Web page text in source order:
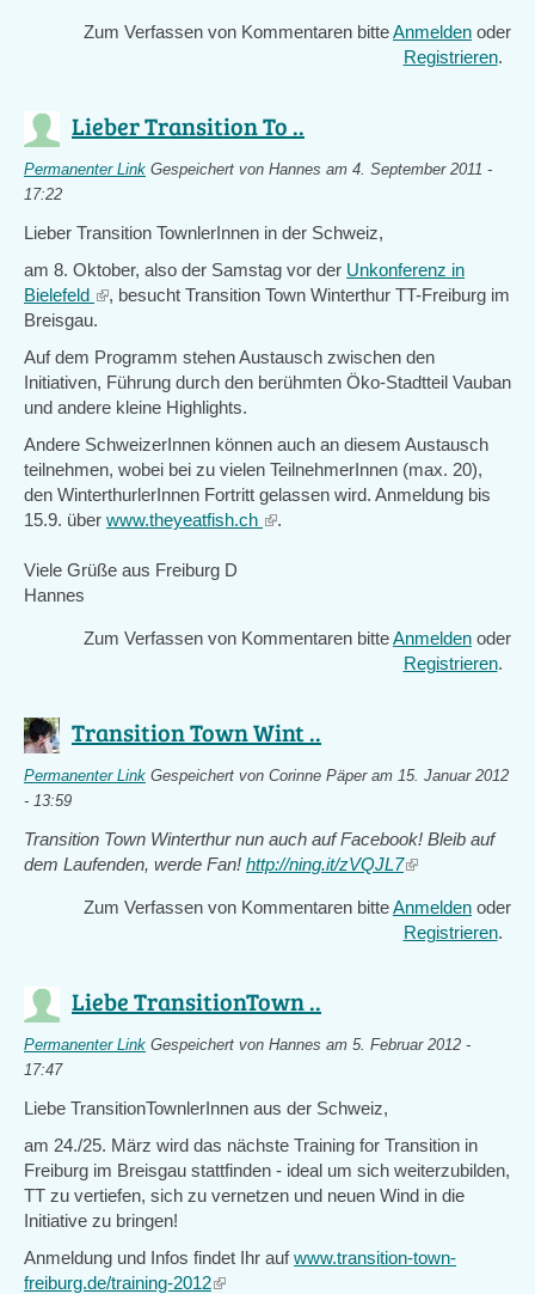
Zum Verfassen von Kommentaren bitteAnmelden oder
Registrieren.
Lieber Transition To ..
Permanenter Link Gespeichert von Hannes am 4. September 2011 -
17:22
Lieber Transition TownlerInnen in der Schweiz,
am 8. Oktober, also der Samstag vor der Unkonferenz in
Bielefeld (link
is
, besucht Transition Town Winterthur TT-Freiburg im
Breisgau.
Auf dem Programm stehen Austausch zwischen den
Initiativen, Führung durch den berühmten Öko-Stadtteil Vauban
und andere kleine Highlights.
Andere SchweizerInnen können auch an diesem Austausch
teilnehmen, wobei bei zu vielen TeilnehmerInnen (max. 20),
den WinterthurlerInnen Fortritt gelassen wird. Anmeldung bis
15.9. über www.theyeatfish.ch (link
.
Viele Grüße aus Freiburg D
Hannes
Zum Verfassen von Kommentaren bitteAnmelden oder
Registrieren.
Transition Town Wint ..
Permanenter Link Gespeichert von Corinne Päperam 15. Januar 2012
- 13:59
Transition Town Winterthur nun auch auf Facebook! Bleib auf
dem Laufenden, werde Fan! http://ning.it/zVQJL7(link
external)
Zum Verfassen von Kommentaren bitteAnmelden oder
Registrieren.
Liebe TransitionTown ..
Permanenter Link Gespeichert von Hannes am 5. Februar 2012 -
17:47
Liebe TransitionTownlerInnen aus der Schweiz,
am 24./25. März wird das nächste Training for Transition in
Freiburg im Breisgau stattfinden - ideal um sich weiterzubilden,
TT zu vertiefen, sich zu vernetzen und neuen Wind in die
Initiative zu bringen!
Anmeldung und Infos findet Ihr aufwww.transition-town-
freiburg.de/training-2012(link